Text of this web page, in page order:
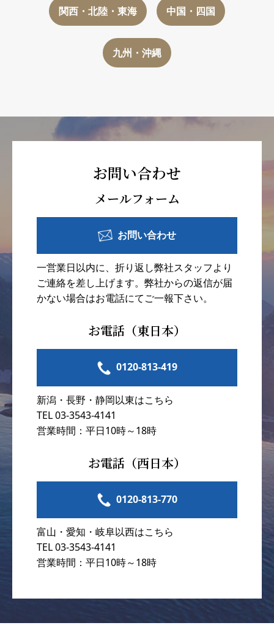
関西・北陸・東海 中国・四国
九州・沖縄
お問い合わせ
メールフォーム
お問い合わせ
一営業日以内に、折り返し弊社スタッフより
ご連絡を差し上げます。弊社からの返信が届
かない場合はお電話にてご一報下さい。
お電話（東日本）
0120-813-419
新潟・長野・静岡以東はこちら
TEL 03-3543-4141
営業時間：平日10時～18時
お電話（西日本）
0120-813-770
富山・愛知・岐阜以西はこちら
TEL 03-3543-4141
営業時間：平日10時～18時